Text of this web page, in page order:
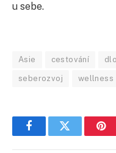
u sebe.
Asie cestování
seberozvoj wellness
FacebookTwitter